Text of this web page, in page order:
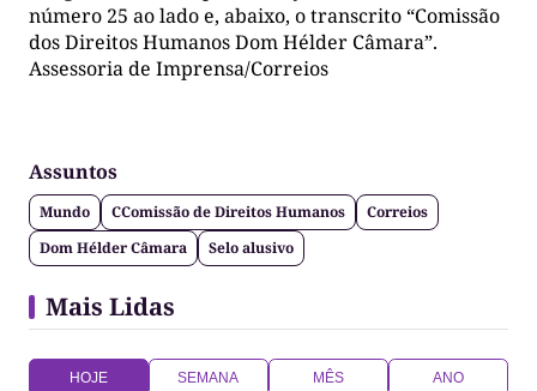
número 25 ao lado e, abaixo, o transcrito “Comissão
dos Direitos Humanos Dom Hélder Câmara”.
Assessoria de Imprensa/Correios
Assuntos
Mundo CComissão de Direitos Humanos
Correios
Dom Hélder Câmara
Selo alusivo
Mais Lidas
HOJE SEMANA MÊS ANO